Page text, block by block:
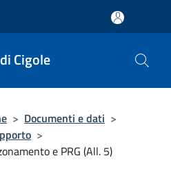
Cigole
> Documenti e dati >
>
e PRG (All. 5)